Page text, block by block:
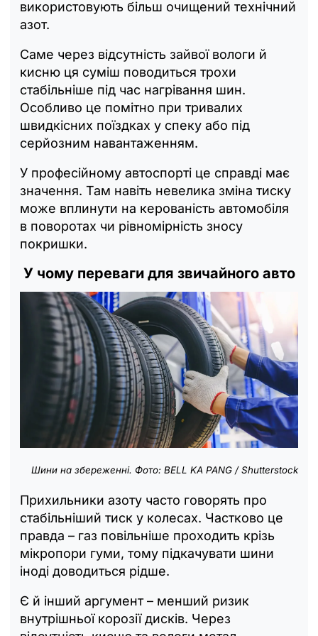
використовують більш очищений технічний
азот.
Саме через відсутність зайвої вологи й
кисню ця суміш поводиться трохи
стабільніше під час нагрівання шин.
Особливо це помітно при тривалих
швидкісних поїздках у спеку або під
серйозним навантаженням.
У професійному автоспорті це справді має
значення. Там навіть невелика зміна тиску
може вплинути на керованість автомобіля
в поворотах чи рівномірність зносу
покришки.
У чому переваги для звичайного авто
Шини на збереженні. Фото: BELL KA PANG / Shutterstock
Прихильники азоту часто говорять про
стабільніший тиск у колесах. Частково це
правда – газ повільніше проходить крізь
мікропори гуми, тому підкачувати шини
іноді доводиться рідше.
Є й інший аргумент – менший ризик
внутрішньої корозії дисків. Через